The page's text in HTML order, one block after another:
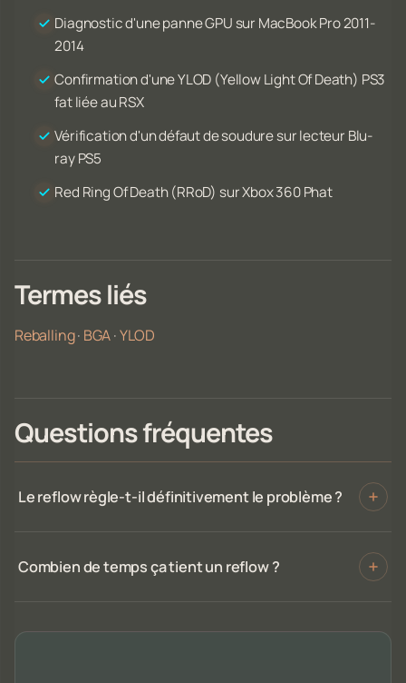
Diagnostic d'une panne GPU sur MacBook Pro 2011-
2014
Confirmation d'une YLOD (Yellow Light Of Death) PS3
fat liée au RSX
Vérification d'un défaut de soudure sur lecteur Blu-
ray PS5
Red Ring Of Death (RRoD) sur Xbox 360 Phat
Termes liés
Reballing· BGA·YLOD
Questions fréquentes
Le reflow règle-t-il définitivement le problème ?
Combien de temps ça tient un reflow ?